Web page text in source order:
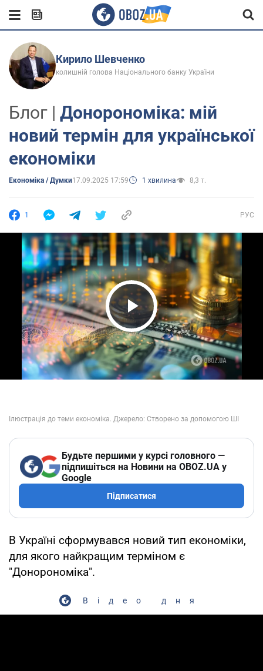
Кирило Шевченко
колишній голова Національного банку України
Блог | Донорономіка: мій
новий термін для української
економіки
Економіка / Думки17.09.2025 17:59 1 хвилина 8,3 т.
1 РУС
Play Video
Будьте першими у курсі головного —
підпишіться на Новини на OBOZ.UA у
Google
Підписатися
В Україні сформувався новий тип економіки,
для якого найкращим терміном є
"Донорономіка".
Відео дня